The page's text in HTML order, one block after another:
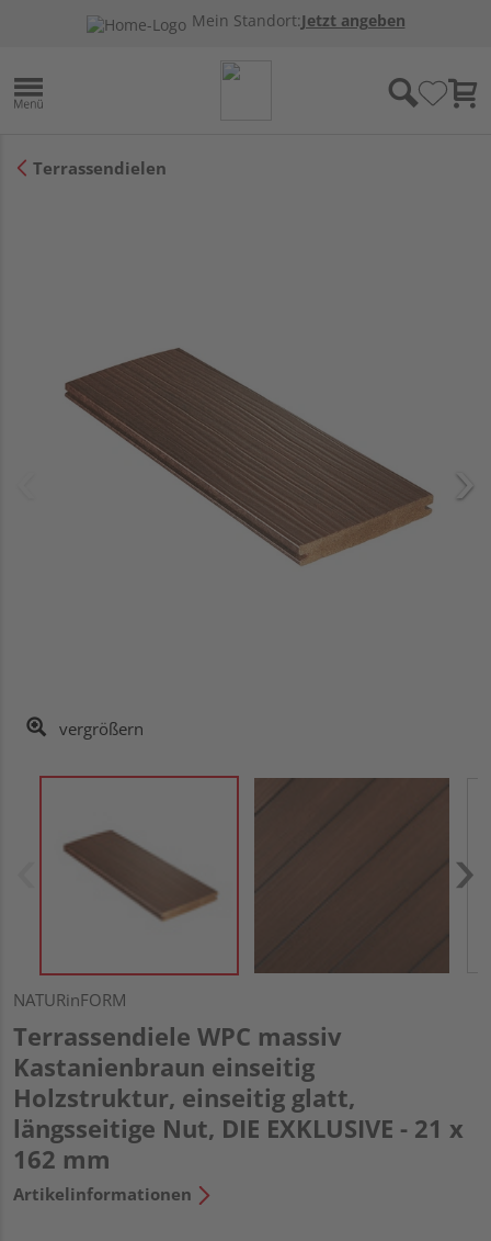
Mein Standort:Jetzt angeben
Terrassendielen
vergrößern
NATURinFORM
Terrassendiele WPC massiv
Kastanienbraun einseitig
Holzstruktur, einseitig glatt,
längsseitige Nut, DIE EXKLUSIVE - 21 x
162 mm
Artikelinformationen